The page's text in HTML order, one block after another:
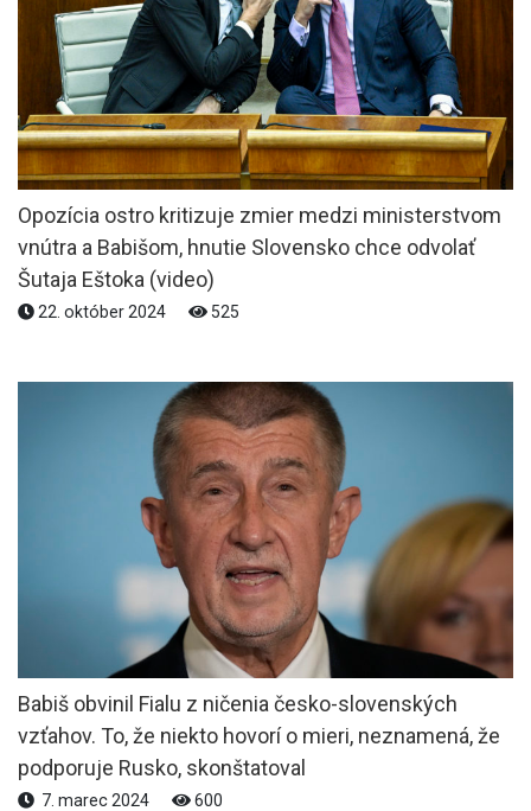
Opozícia ostro kritizuje zmier medzi ministerstvom
vnútra a Babišom, hnutie Slovensko chce odvolať
Šutaja Eštoka (video)
22. október 2024 525
Babiš obvinil Fialu z ničenia česko-slovenských
vzťahov. To, že niekto hovorí o mieri, neznamená, že
podporuje Rusko, skonštatoval
7. marec 2024 600